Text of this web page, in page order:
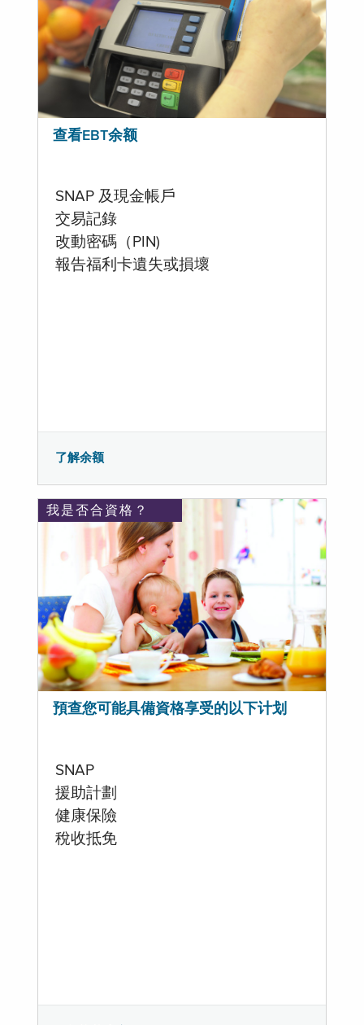
查看EBT余额
SNAP 及現金帳戶
交易記錄
改動密碼（PIN)
報告福利卡遺失或損壞
了解余额
我是否合資格？
預查您可能具備資格享受的以下计划
SNAP
援助計劃
健康保險
稅收抵免